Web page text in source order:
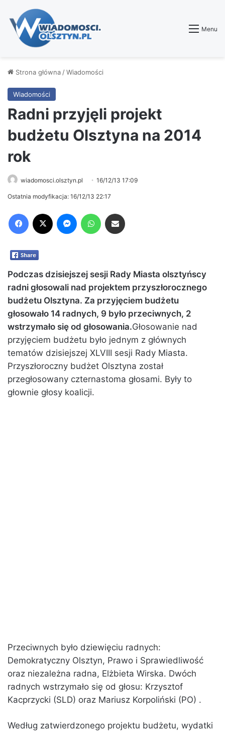
Menu
Strona główna /Wiadomości
Wiadomości
Radni przyjęli projekt
budżetu Olsztyna na 2014
rok
wiadomosci.olsztyn.pl 16/12/13 17:09
Ostatnia modyfikacja: 16/12/13 22:17
Podczas dzisiejszej sesji Rady Miasta olsztyńscy
radni głosowali nad projektem przyszłorocznego
budżetu Olsztyna. Za przyjęciem budżetu
głosowało 14 radnych, 9 było przeciwnych, 2
wstrzymało się od głosowania.Głosowanie nad
przyjęciem budżetu było jednym z głównych
tematów dzisiejszej XLVIII sesji Rady Miasta.
Przyszłoroczny budżet Olsztyna został
przegłosowany czternastoma głosami. Były to
głownie głosy koalicji.
Przeciwnych było dziewięciu radnych:
Demokratyczny Olsztyn, Prawo i Sprawiedliwość
oraz niezależna radna, Elżbieta Wirska. Dwóch
radnych wstrzymało się od głosu: Krzysztof
Kacprzycki (SLD) oraz Mariusz Korpoliński (PO) .
Według zatwierdzonego projektu budżetu, wydatki